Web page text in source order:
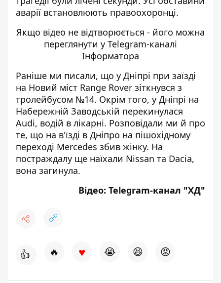
аварії встановлюють правоохоронці.
Якщо відео не відтворюється - його можна
переглянути у Telegram-каналі
Інформатора
Раніше ми писали, що у Дніпрі при заїзді
на Новий міст Range Rover зіткнувся з
тролейбусом №14. Окрім того, у Дніпрі на
Набережній Заводській перекинулася
Audi, водій в лікарні. Розповідали ми й про
те, що на в'їзді в Дніпро на пішохідному
переході Mercedes збив жінку. На
постраждалу ще наїхали Nissan та Dacia,
вона загинула.
Відео: Telegram-канал "ХД"
👍 🔥 ♥ 😭 😆 😡